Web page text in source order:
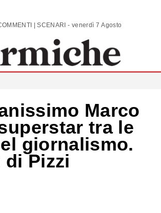
ANALISI | COMMENTI | SCENARI - venerdì 7 Agosto 2026
Marco
tra le
giornalismo.
di Pizzi